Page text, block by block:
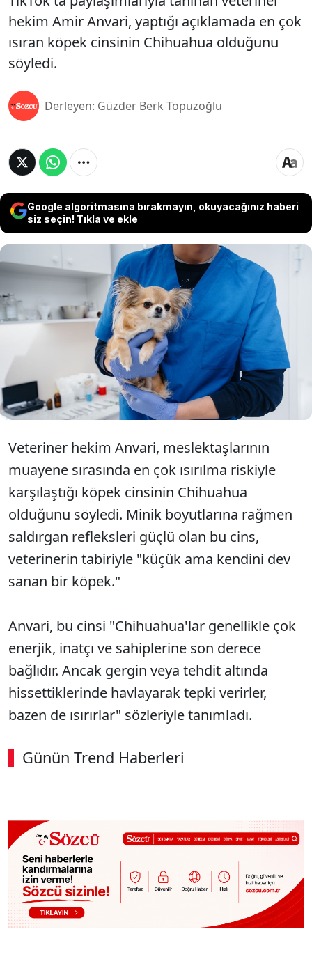
hekim Amir Anvari, yaptığı açıklamada en çok
ısıran köpek cinsinin Chihuahua olduğunu
söyledi.
Derleyen: Güzder Berk Topuzoğlu
Google algoritmasına bırakmayın, okuyacağınız haberi
siz seçin! Tıkla ve ekle
Köpek sahipleri için veterinerlerden gelen yeni
bir uyarı sosyal medyada gündem oldu.
TikTok'ta paylaşımlarıyla tanınan veteriner
hekim Amir Anvari, yaptığı açıklamada en çok
ısıran köpek cinsinin Chihuahua olduğunu
söyledi.
Veteriner hekim Anvari, meslektaşlarının
muayene sırasında en çok ısırılma riskiyle
karşılaştığı köpek cinsinin Chihuahua
olduğunu söyledi. Minik boyutlarına rağmen
saldırgan refleksleri güçlü olan bu cins,
veterinerin tabiriyle "küçük ama kendini dev
sanan bir köpek."
Anvari, bu cinsi "Chihuahua'lar genellikle çok
enerjik, inatçı ve sahiplerine son derece
bağlıdır. Ancak gergin veya tehdit altında
hissettiklerinde havlayarak tepki verirler,
bazen de ısırırlar" sözleriyle tanımladı.
Günün Trend Haberleri
00:02 / 08:06